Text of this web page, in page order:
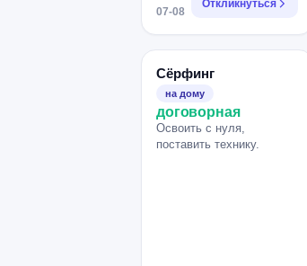
07-08
Откликнуться
Сёрфинг
на дому
договорная
Освоить с нуля,
поставить технику.